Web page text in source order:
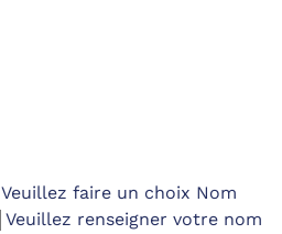
Veuillez faire un choix Nom
Veuillez renseigner votre nom